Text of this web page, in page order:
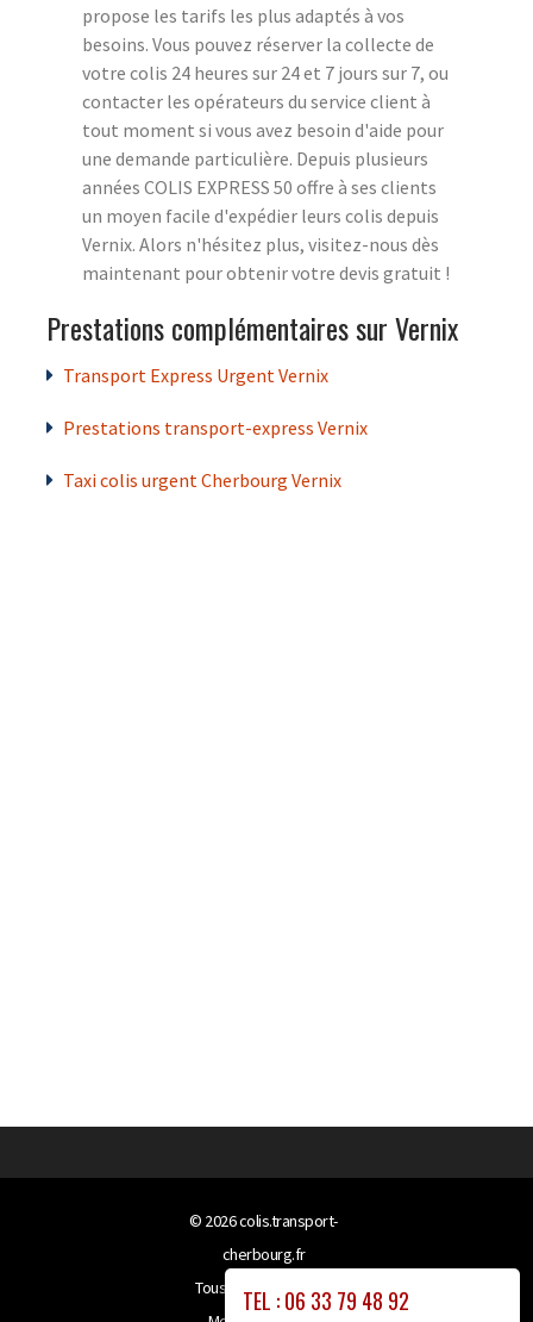
propose les tarifs les plus adaptés à vos
besoins. Vous pouvez réserver la collecte de
votre colis 24 heures sur 24 et 7 jours sur 7, ou
contacter les opérateurs du service client à
tout moment si vous avez besoin d'aide pour
une demande particulière. Depuis plusieurs
années COLIS EXPRESS 50 offre à ses clients
un moyen facile d'expédier leurs colis depuis
Vernix. Alors n'hésitez plus, visitez-nous dès
maintenant pour obtenir votre devis gratuit !
Prestations complémentaires sur Vernix
Transport Express Urgent Vernix
Prestations transport-express Vernix
Taxi colis urgent Cherbourg Vernix
TEL : 06 33 79 48 92
© 2026colis.transport-
cherbourg.fr
Tous droits réservés